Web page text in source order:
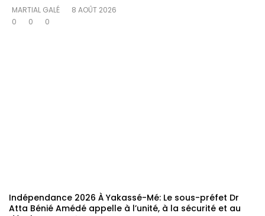
MARTIAL GALÉ
8 AOÛT 2026
0
0 0
Indépendance 2026 À Yakassé-Mé: Le sous-préfet Dr
Atta Bénié Amédé appelle à l’unité, à la sécurité et au